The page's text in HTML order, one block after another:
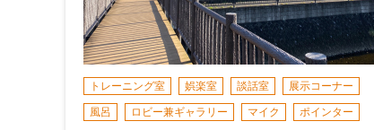
トレーニング室 娯楽室 談話室
展示コーナー
風呂
ロビー兼ギャラリー マイク ポインター